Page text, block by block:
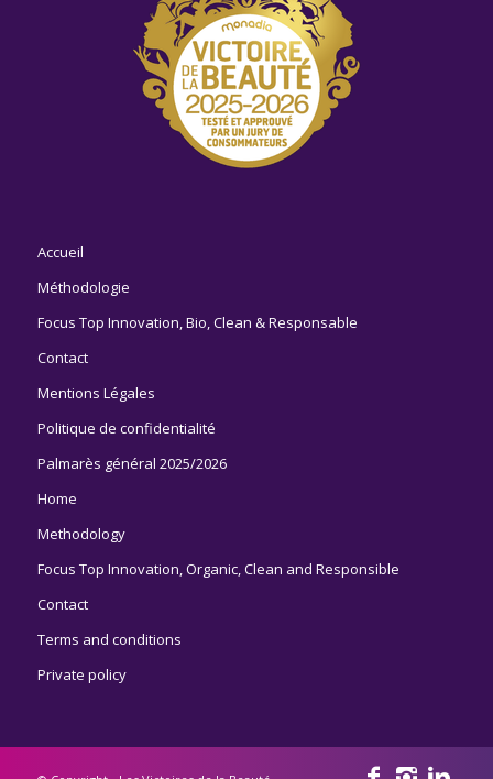
Accueil
Méthodologie
Focus Top Innovation, Bio, Clean & Responsable
Contact
Mentions Légales
Politique de confidentialité
Palmarès général 2025/2026
Home
Methodology
Focus Top Innovation, Organic, Clean and Responsible
Contact
Terms and conditions
Private policy